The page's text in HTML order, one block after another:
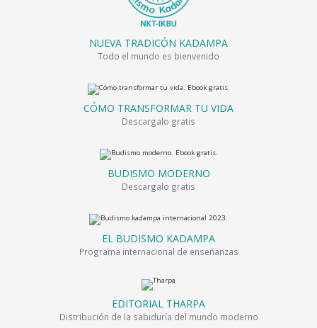
NUEVA TRADICÓN KADAMPA
Todo el mundo es bienvenido
CÓMO TRANSFORMAR TU VIDA
Descargalo gratis
BUDISMO MODERNO
Descargalo gratis
EL BUDISMO KADAMPA
Programa internacional de enseñanzas
EDITORIAL THARPA
Distribución de la sabiduría del mundo moderno